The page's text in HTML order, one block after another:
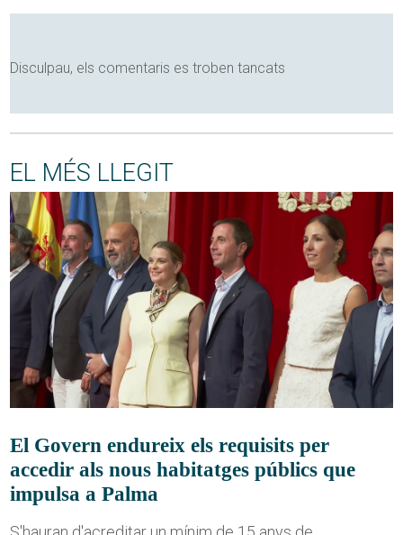
Disculpau, els comentaris es troben tancats
EL MÉS LLEGIT
El Govern endureix els requisits per
accedir als nous habitatges públics que
impulsa a Palma